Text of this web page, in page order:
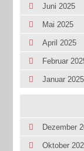
Juni 2025
Mai 2025
April 2025
Februar
Januar 2025
Dezember
Oktober